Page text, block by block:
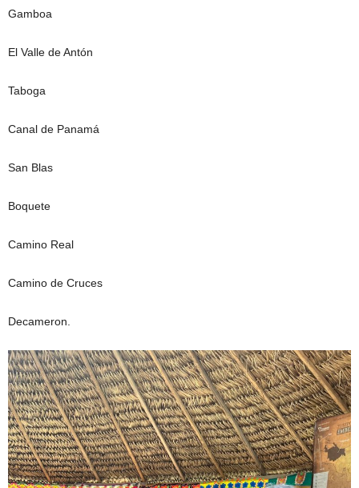
Gamboa
El Valle de Antón
Taboga
Canal de Panamá
San Blas
Boquete
Camino Real
Camino de Cruces
Decameron.